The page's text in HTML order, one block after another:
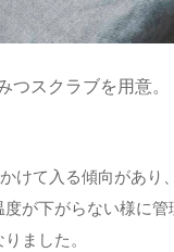
スクラブを用意。
けて入る傾向があり
が下がらない様に
ました。